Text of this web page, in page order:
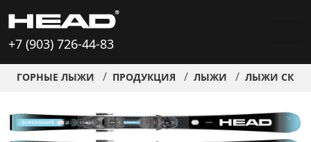
+7 (903) 726-44-83
ГОРНЫЕ ЛЫЖИ ПРОДУКЦИЯ ЛЫЖИ ЛЫЖИ